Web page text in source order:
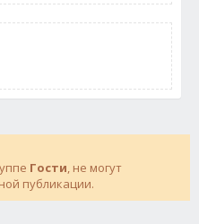
Гости, не могут
публикации.